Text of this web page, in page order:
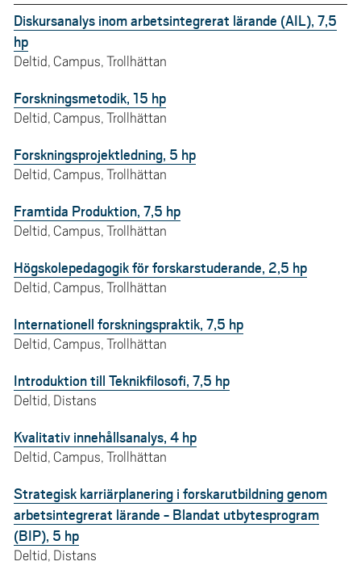
Diskursanalys inom arbetsintegrerat lärande (AIL), 7,5
hp
Deltid, Campus, Trollhättan
Forskningsmetodik, 15 hp
Deltid, Campus, Trollhättan
Forskningsprojektledning, 5 hp
Deltid, Campus, Trollhättan
Framtida Produktion, 7,5 hp
Deltid, Campus, Trollhättan
Högskolepedagogik för forskarstuderande, 2,5 hp
Deltid, Campus, Trollhättan
Internationell forskningspraktik, 7,5 hp
Deltid, Campus, Trollhättan
Introduktion till Teknikfilosofi, 7,5 hp
Deltid, Distans
Kvalitativ innehållsanalys, 4 hp
Deltid, Campus, Trollhättan
Strategisk karriärplanering i forskarutbildning genom
arbetsintegrerat lärande - Blandat utbytesprogram
(BIP), 5 hp
Deltid, Distans